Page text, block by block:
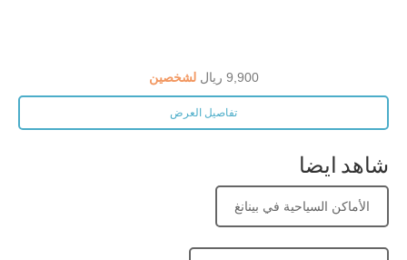
9,900 ريال لشخصين
تفاصيل العرض
شاهد ايضا
الأماكن السياحية في بينانغ